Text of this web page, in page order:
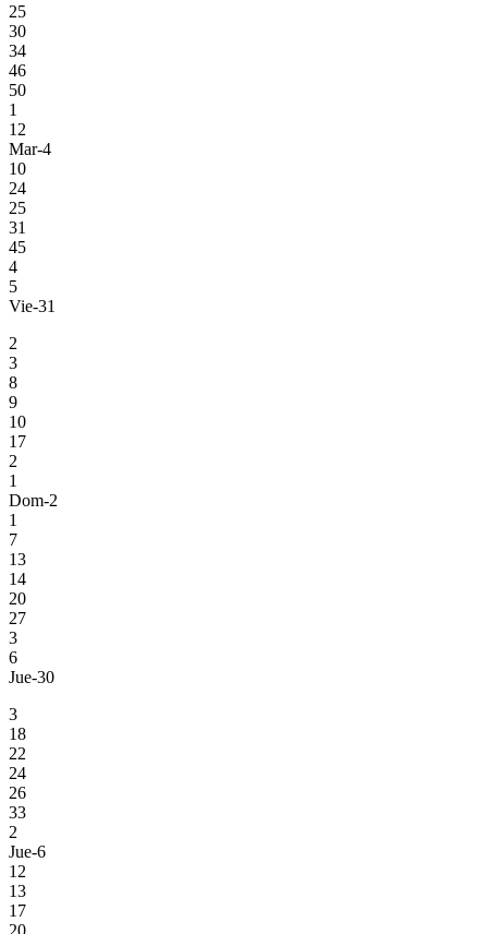
25
30
34
46
50
1
12
Mar-4
10
24
25
31
45
4
5
Vie-31
2
3
8
9
10
17
2
1
Dom-2
1
7
13
14
20
27
3
6
Jue-30
3
18
22
24
26
33
2
Jue-6
12
13
17
20